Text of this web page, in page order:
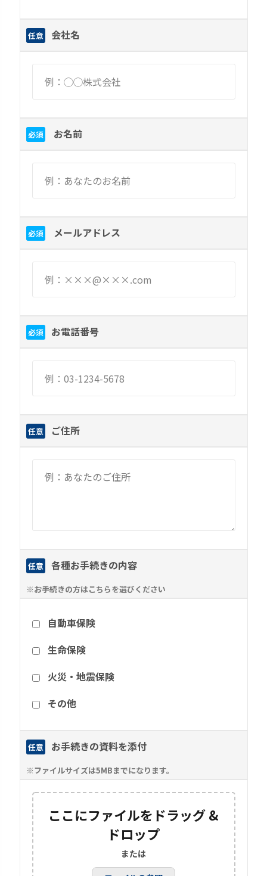
任意 会社名
必須 お名前
必須 メールアドレス
必須 お電話番号
任意 ご住所
任意 各種お手続きの内容
※お手続きの方はこちらを選びください
自動車保険
生命保険
火災・地震保険
その他
任意 お手続きの資料を添付
※ファイルサイズは5MBまでになります。
ここにファイルをドラッグ &
ドロップ
または